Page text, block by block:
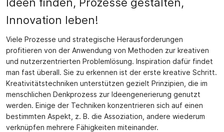
Innovation leben!
Viele Prozesse und strategische Herausforderungen
profitieren von der Anwendung von Methoden zur kreativen
und nutzerzentrierten Problemlösung. Inspiration dafür findet
man fast überall. Sie zu erkennen ist der erste kreative Schritt.
Kreativitätstechniken unterstützen gezielt Prinzipien, die im
menschlichen Denkprozess zur Ideengenerierung genutzt
werden. Einige der Techniken konzentrieren sich auf einen
bestimmten Aspekt, z. B. die Assoziation, andere wiederum
verknüpfen mehrere Fähigkeiten miteinander.